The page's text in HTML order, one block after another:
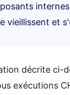
vieillissent et
décrite ci-
exécutions